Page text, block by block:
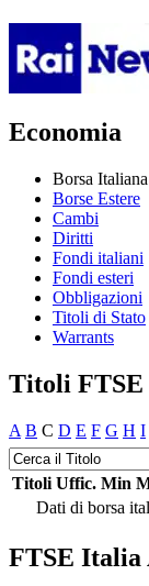
Economia
Borsa Italiana
Borse Estere
Cambi
Diritti
Fondi italiani
Fondi esteri
Obbligazioni
Titoli di Stato
Warrants
Titoli
A B C D E F G H I
Titoli Uffic. Min
Dati di borsa
FTSE Italia